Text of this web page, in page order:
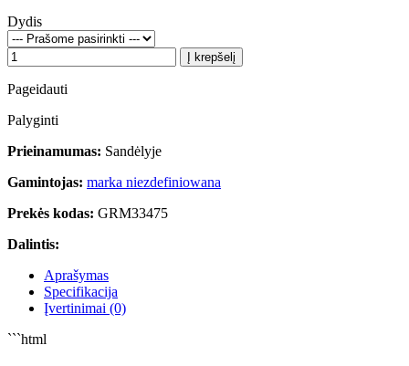
Dydis
Į krepšelį
Pageidauti
Palyginti
Prieinamumas: Sandėlyje
Gamintojas: marka niezdefiniowana
Prekės kodas: GRM33475
Dalintis:
Aprašymas
Specifikacija
Įvertinimai (0)
```html